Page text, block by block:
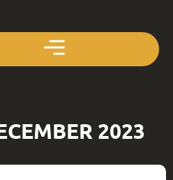
2023